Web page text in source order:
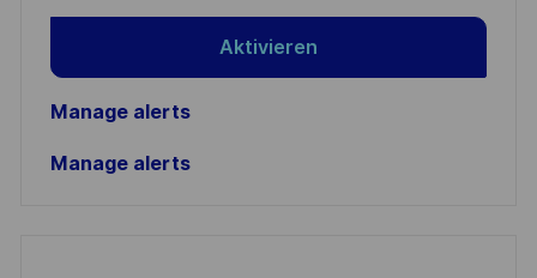
Aktivieren
Manage alerts
Manage alerts